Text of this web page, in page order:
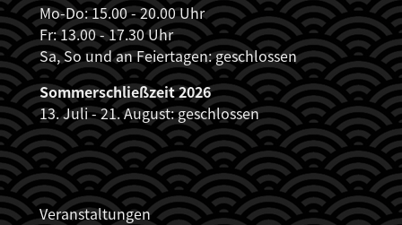
Mo-Do: 15.00 - 20.00 Uhr
Fr: 13.00 - 17.30 Uhr
Sa, So und an Feiertagen: geschlossen
Sommerschließzeit 2026
13. Juli - 21. August: geschlossen
JDZB_FUSSZEILENMENÜ
Veranstaltungen